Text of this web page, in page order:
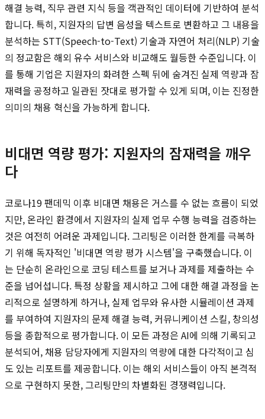
해결 능력, 직무 관련 지식 등을 객관적인 데이터에 기반하여 분석
합니다. 특히, 지원자의 답변 음성을 텍스트로 변환하고 그 내용을
분석하는 STT(Speech-to-Text) 기술과 자연어 처리(NLP) 기술
의 정교함은 해외 유수 서비스와 비교해도 월등한 수준입니다. 이
를 통해 기업은 지원자의 화려한 스펙 뒤에 숨겨진 실제 역량과 잠
재력을 공정하고 일관된 잣대로 평가할 수 있게 되며, 이는 진정한
의미의 채용 혁신을 가능하게 합니다.
비대면 역량 평가: 지원자의 잠재력을 깨우
다
코로나19 팬데믹 이후 비대면 채용은 거스를 수 없는 흐름이 되었
지만, 온라인 환경에서 지원자의 실제 업무 수행 능력을 검증하는
것은 여전히 어려운 과제입니다. 그리팅은 이러한 한계를 극복하
기 위해 독자적인 '비대면 역량 평가 시스템'을 구축했습니다. 이
는 단순히 온라인으로 코딩 테스트를 보거나 과제를 제출하는 수
준을 넘어섭니다. 특정 상황을 제시하고 그에 대한 해결 과정을 논
리적으로 설명하게 하거나, 실제 업무와 유사한 시뮬레이션 과제
를 부여하여 지원자의 문제 해결 능력, 커뮤니케이션 스킬, 창의성
등을 종합적으로 평가합니다. 이 모든 과정은 AI에 의해 기록되고
분석되어, 채용 담당자에게 지원자의 역량에 대한 다각적이고 심
도 있는 리포트를 제공합니다. 이는 해외 서비스들이 아직 본격적
으로 구현하지 못한, 그리팅만의 차별화된 경쟁력입니다.